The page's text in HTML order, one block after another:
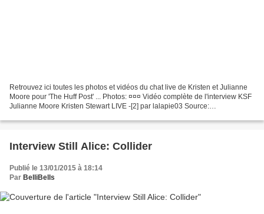
Retrouvez ici toutes les photos et vidéos du chat live de Kristen et Julianne
Moore pour 'The Huff Post' ... Photos: ¤¤¤ Vidéo complète de l'interview KSF
Julianne Moore Kristen Stewart LIVE -[2] par lalapie03 Source:
Interview Still Alice: Collider
Publié le 13/01/2015 à 18:14
Par BelliBells